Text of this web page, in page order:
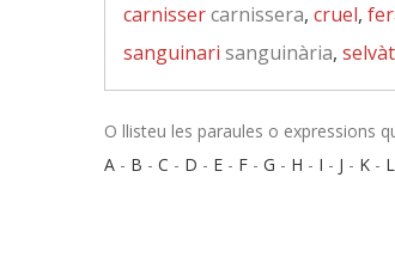
carnissercarnissera, cruel,
sanguinari sanguinària,
O llisteu les paraules o expressions
A - B - C - D - E - F - G - H - I - J - K - L